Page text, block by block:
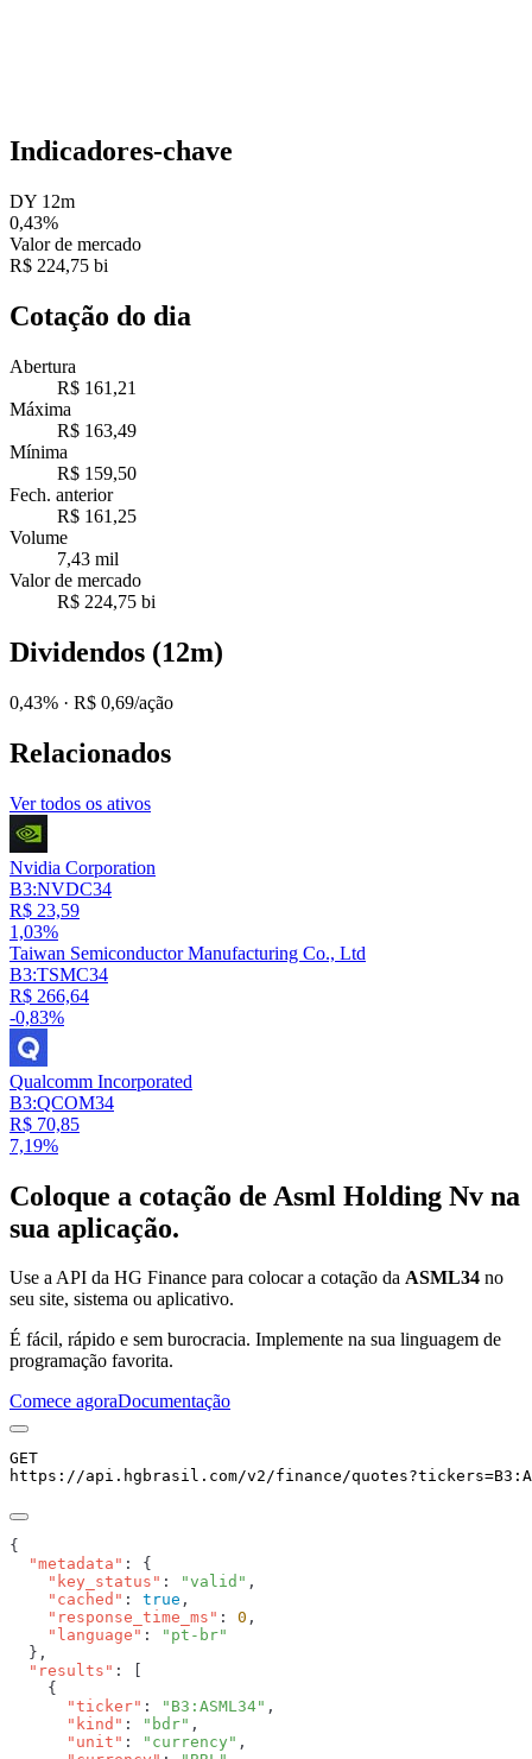
Indicadores-chave
DY 12m
0,43%
Valor de mercado
R$ 224,75 bi
Cotação do dia
Abertura
R$ 161,21
Máxima
R$ 163,49
Mínima
R$ 159,50
Fech. anterior
R$ 161,25
Volume
7,43 mil
Valor de mercado
R$ 224,75 bi
Dividendos (12m)
0,43% · R$ 0,69/ação
Relacionados
Ver todos os ativos
Nvidia Corporation
B3:NVDC34
R$ 23,59
1,03%
Taiwan Semiconductor Manufacturing Co., Ltd
B3:TSMC34
R$ 266,64
-0,83%
Qualcomm Incorporated
B3:QCOM34
R$ 70,85
7,19%
Coloque a cotação de Asml Holding Nv na
sua aplicação.
Use a API da HG Finance para colocar a cotação da ASML34 no
seu site, sistema ou aplicativo.
É fácil, rápido e sem burocracia. Implemente na sua linguagem de
programação favorita.
Comece agoraDocumentação
GET
https://api.hgbrasil.com/v2/finance/quotes?tickers=
  "metadata"
    "key_status"
: "valid"
    "cached"
: true
    "response_time_ms"
: 0
    "language"
:
  "results"
      "ticker"
: "B3:ASML34"
      "kind"
: "bdr"
      "unit"
: "currency"